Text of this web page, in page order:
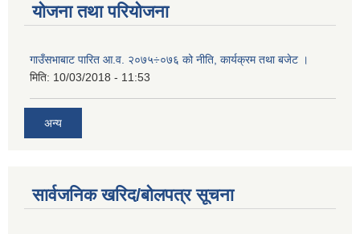
योजना तथा परियोजना
गाउँसभाबाट पारित आ.व. २०७५÷०७६ को नीति, कार्यक्रम तथा बजेट ।
मिति: 10/03/2018 - 11:53
अन्य
सार्वजनिक खरिद/बोलपत्र सूचना